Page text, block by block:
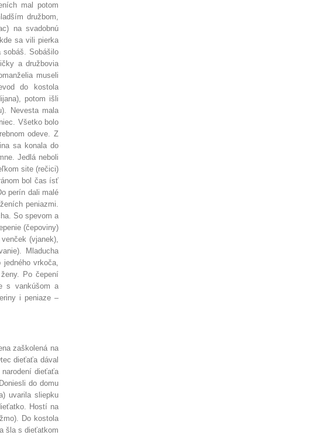
mal potom
družbom,
na svadobnú
sa vili pierka
sobáš. Sobášilo
a družbovia
museli
do kostola
potom išli
Nevesta mala
Všetko bolo
odeve. Z
sa konala do
Jedlá neboli
site (rečici)
bol čas ísť
perín dali malé
peniazmi.
So spevom a
(čepoviny)
(vjanek),
Mladucha
vrkoča,
Po čepení
s vankúšom a
i peniaze –
zaškolená na
dieťaťa dával
dieťaťa
do domu
uvarila sliepku
Hostí na
Do kostola
šla s dieťatkom